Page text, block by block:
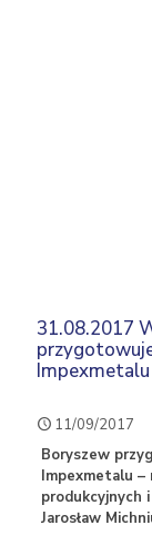
31.08.2017
Impexmetalu
11/09/2017
Boryszew
Impexmetalu –
produkcyjnych
Jarosław